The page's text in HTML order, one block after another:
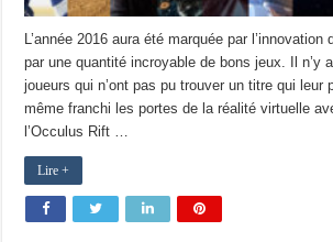
L’année 2016 aura été marquée par
par une quantité incroyable de bons jeux. Il n’y
joueurs qui n’ont pas pu trouver un titre qui leur
même franchi les portes de la réalité virtuelle
l’Occulus Rift …
Lire +